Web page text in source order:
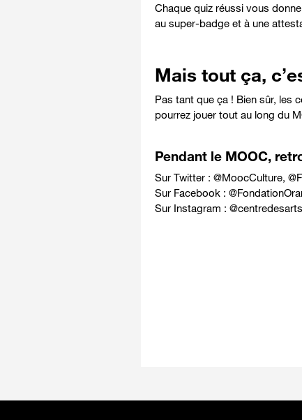
Chaque quiz réussi vous
au super-badge et à une
Mais tout ça,
Pas tant que ça ! Bien sûr, les
pourrez jouer tout au long du
Pendant le MOOC,
Sur Twitter : @MoocCulture, @
Sur Facebook : @
Sur Instagram : @